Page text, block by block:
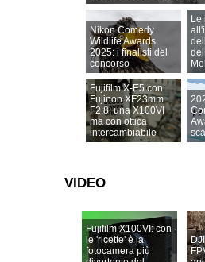
Nikon Comedy
Wildlife Awards
2025: i finalisti del
concorso
Le
Fujifilm X-E5 con
Fujinon XF23mm
F2.8: una X100VI
ma con ottica
intercambiabile
VIDEO
Fujifilm X100VI: con
le 'ricette' è la
fotocamera più